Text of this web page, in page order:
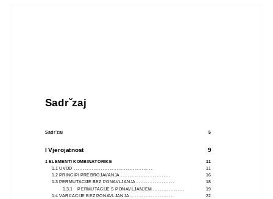
Sadrˇzaj
Sadrˇzaj 5
I Vjerojatnost 9
1 ELEMENTI KOMBINATORIKE
11
1.1 UVOD . . . . . . . . . . . . . . . . . . . . . . . . . . . . . . . . . . .
11
1.2 PRINCIPI PREBROJAVANJA . . . . . . . . . . . . . . . . . . . . . .
16
1.3 PERMUTACIJE BEZ PONAVLJANJA . . . . . . . . . . . . . . . . . 18
1.3.1 PERMUTACIJE S PONAVLJANJEM . . . . . . . . . . . . . .
19
1.4 VARIJACIJE BEZ PONAVLJANJA . . . . . . . . . . . . . . . . . . .
22